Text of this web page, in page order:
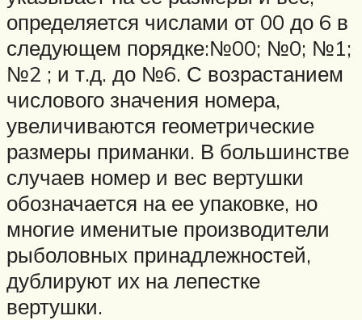
определяется числами от 00 до 6 в
следующем порядке:№00; №0; №1;
№2 ; и т.д. до №6. С возрастанием
числового значения номера,
увеличиваются геометрические
размеры приманки. В большинстве
случаев номер и вес вертушки
обозначается на ее упаковке, но
многие именитые производители
рыболовных принадлежностей,
дублируют их на лепестке
вертушки.